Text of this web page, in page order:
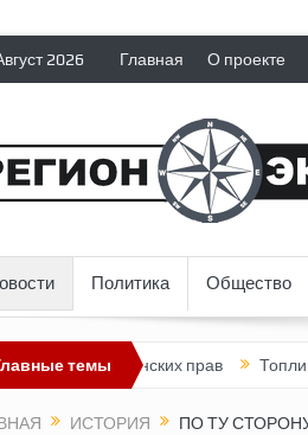
2026 Главная О проекте
Политика Общество
темыправ Топливный
ИСТОРИЯ ПО ТУ